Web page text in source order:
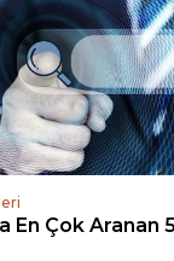
En Çok Aranan